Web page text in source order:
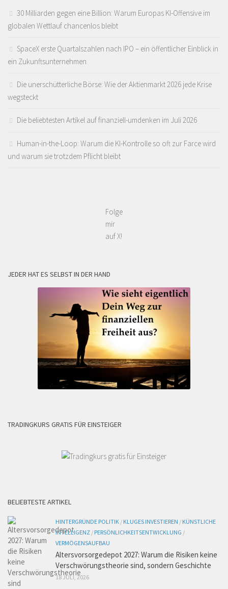
30 Milliarden gegen eine Billion: Warum Europas KI-Offensive im
globalen Wettlauf chancenlos bleibt
SpaceX erste Quartalszahlen nach IPO – ein öffentlicher Einblick in
ein Zukunftsunternehmen
Die unerschütterliche Börse: Wie der Aktienmarkt 2026 jede Krise
wegsteckt
Die beliebtesten Artikel auf finanziell-umdenken im Juli 2026
Human-in-the-Loop: Warum die KI-Kontrolle so oft zur Farce wird
und warum sie trotzdem Pflicht bleibt
Folge
mir
auf X!
JEDER HAT ES SELBST IN DER HAND
TRADINGKURS GRATIS FÜR EINSTEIGER
BELIEBTESTE ARTIKEL
HINTERGRÜNDE POLITIK / KLUGES INVESTIEREN / KÜNSTLICHE
INTELLIGENZ / PERSÖNLICHKEITSENTWICKLUNG /
VERMÖGENSAUFBAU
Altersvorsorgedepot 2027: Warum die Risiken keine
Verschwörungstheorie sind, sondern Geschichte
18 JULI, 2026